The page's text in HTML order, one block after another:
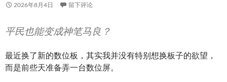
2026年8月4日 留下评论
平民也能变成神笔马良？
最近换了新的数位板，其实我并没有特别想换板子的欲望，
而是前些天准备弄一台数位屏。